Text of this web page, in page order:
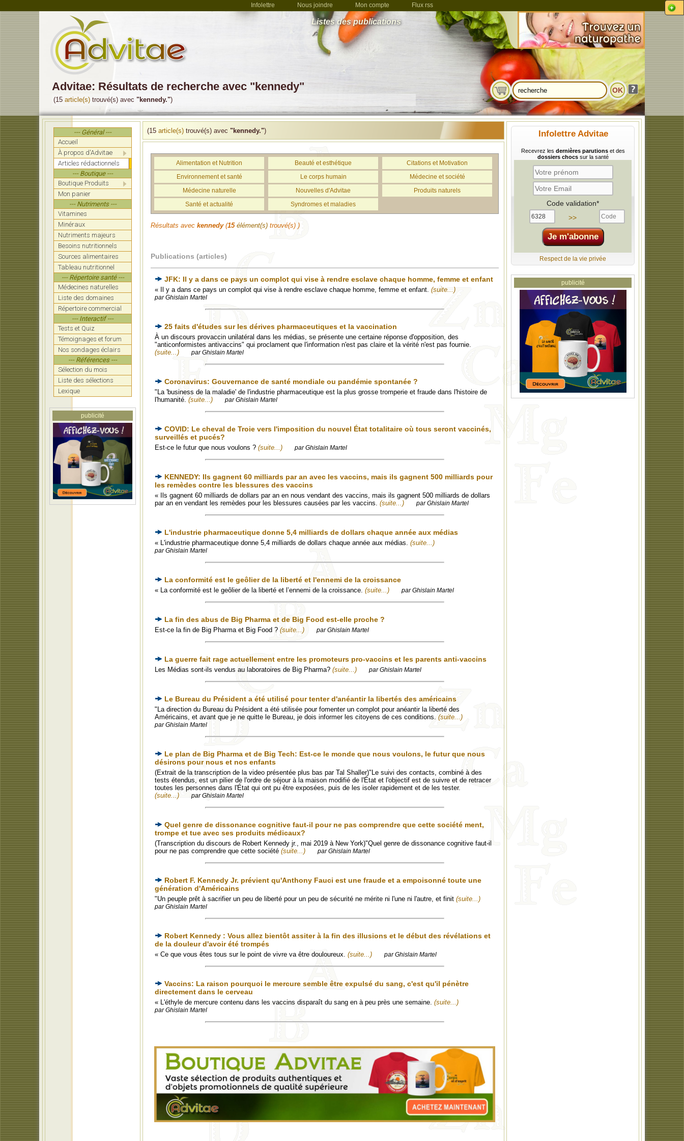
Infolettre Nous joindre Mon compte Flux rss
Listes des publications
Advitae: Résultats de recherche avec "kennedy"
(15 article(s) trouvé(s) avec "kennedy.")
--- Général ---
Accueil
À propos d'Advitae
Articles rédactionnels
--- Boutique ---
Boutique Produits
Mon panier
--- Nutriments ---
Vitamines
Minéraux
Nutriments majeurs
Besoins nutritionnels
Sources alimentaires
Tableau nutritionnel
--- Répertoire santé ---
Médecines naturelles
Liste des domaines
Répertoire commercial
--- Interactif ---
Tests et Quiz
Témoignages et forum
Nos sondages éclairs
--- Références ---
Sélection du mois
Liste des sélections
Lexique
publicité
(15 article(s) trouvé(s) avec "kennedy.") Infolettre Advitae
Recevrez les dernières parutionset des
dossiers chocssur la santé
Code validation*
>>
Respect de la vie privée
publicité
Alimentation et Nutrition Beauté et esthétique
Citations et Motivation
Environnement et santé
Le corps humain
Médecine et société
Médecine naturelle
Nouvelles d'Advitae
Produits naturels
Santé et actualité
Syndromes et maladies
Résultats avec kennedy (15 élément(s) trouvé(s) )
Publications (articles)
JFK: Il y a dans ce pays un complot qui vise à rendre esclave chaque homme, femme et enfant
« Il y a dans ce pays un complot qui vise à rendre esclave chaque homme, femme et enfant. (suite...)
par Ghislain Martel
25 faits d'études sur les dérives pharmaceutiques et la vaccination
À un discours provaccin unilatéral dans les médias, se présente une certaine réponse d'opposition, des
"anticonformistes antivaccins" qui proclament que l'information n'est pas claire et la vérité n'est pas fournie.
(suite...)
par Ghislain Martel
Coronavirus: Gouvernance de santé mondiale ou pandémie spontanée ?
"La 'business de la maladie' de l'industrie pharmaceutique est la plus grosse tromperie et fraude dans l'histoire de
l'humanité. (suite...) par Ghislain Martel
COVID: Le cheval de Troie vers l'imposition du nouvel État totalitaire où tous seront vaccinés,
surveillés et pucés?
Est-ce le futur que nous voulons ? (suite...) par Ghislain Martel
KENNEDY: Ils gagnent 60 milliards par an avec les vaccins, mais ils gagnent 500 milliards pour
les remèdes contre les blessures des vaccins
« Ils gagnent 60 milliards de dollars par an en nous vendant des vaccins, mais ils gagnent 500 milliards de dollars
par an en vendant les remèdes pour les blessures causées par les vaccins. (suite...) par Ghislain Martel
L'industrie pharmaceutique donne 5,4 milliards de dollars chaque année aux médias
« L'industrie pharmaceutique donne 5,4 milliards de dollars chaque année aux médias. (suite...)
par Ghislain Martel
La conformité est le geôlier de la liberté et l'ennemi de la croissance
« La conformité est le geôlier de la liberté et l’ennemi de la croissance. (suite...) par Ghislain Martel
La fin des abus de Big Pharma et de Big Food est-elle proche ?
Est-ce la fin de Big Pharma et Big Food ? (suite...) par Ghislain Martel
La guerre fait rage actuellement entre les promoteurs pro-vaccins et les parents anti-vaccins
Les Médias sont-ils vendus au laboratoires de Big Pharma? (suite...) par Ghislain Martel
Le Bureau du Président a été utilisé pour tenter d'anéantir la libertés des américains
"La direction du Bureau du Président a été utilisée pour fomenter un complot pour anéantir la liberté des
Américains, et avant que je ne quitte le Bureau, je dois informer les citoyens de ces conditions. (suite...)
par Ghislain Martel
Le plan de Big Pharma et de Big Tech: Est-ce le monde que nous voulons, le futur que nous
désirons pour nous et nos enfants
(Extrait de la transcription de la video présentée plus bas par Tal Shaller)"Le suivi des contacts, combiné à des
tests étendus, est un pilier de l'ordre de séjour à la maison modifié de l'État et l'objectif est de suivre et de retracer
toutes les personnes dans l'État qui ont pu être exposées, puis de les isoler rapidement et de les tester.
(suite...)
par Ghislain Martel
Quel genre de dissonance cognitive faut-il pour ne pas comprendre que cette société ment,
trompe et tue avec ses produits médicaux?
(Transcription du discours de Robert Kennedy jr., mai 2019 à New York)"Quel genre de dissonance cognitive faut-il
pour ne pas comprendre que cette société (suite...) par Ghislain Martel
Robert F. Kennedy Jr. prévient qu'Anthony Fauci est une fraude et a empoisonné toute une
génération d'Américains
"Un peuple prêt à sacrifier un peu de liberté pour un peu de sécurité ne mérite ni l'une ni l'autre, et finit (suite...)
par Ghislain Martel
Robert Kennedy : Vous allez bientôt assiter à la fin des illusions et le début des révélations et
de la douleur d'avoir été trompés
« Ce que vous êtes tous sur le point de vivre va être douloureux. (suite...) par Ghislain Martel
Vaccins: La raison pourquoi le mercure semble être expulsé du sang, c'est qu'il pénètre
directement dans le cerveau
« L'éthyle de mercure contenu dans les vaccins disparaît du sang en à peu près une semaine. (suite...)
par Ghislain Martel